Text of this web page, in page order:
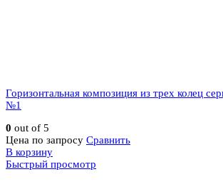
Горизонтальная композиция из трех колец
№1
0 out of 5
Цена по запросу Сравнить
В корзину
Быстрый просмотр